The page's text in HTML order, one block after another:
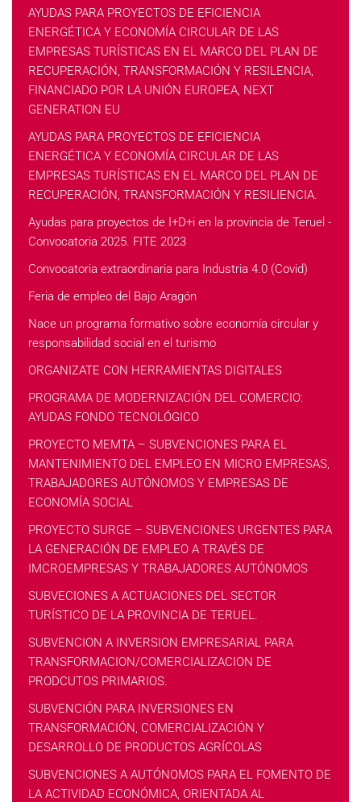
AYUDAS PARA PROYECTOS DE EFICIENCIA
ENERGÉTICA Y ECONOMÍA CIRCULAR DE LAS
EMPRESAS TURÍSTICAS EN EL MARCO DEL PLAN DE
RECUPERACIÓN, TRANSFORMACIÓN Y RESILENCIA,
FINANCIADO POR LA UNIÓN EUROPEA, NEXT
GENERATION EU
AYUDAS PARA PROYECTOS DE EFICIENCIA
ENERGÉTICA Y ECONOMÍA CIRCULAR DE LAS
EMPRESAS TURÍSTICAS EN EL MARCO DEL PLAN DE
RECUPERACIÓN, TRANSFORMACIÓN Y RESILIENCIA.
Ayudas para proyectos de I+D+i en la provincia de Teruel -
Convocatoria 2025. FITE 2023
Convocatoria extraordinaria para Industria 4.0 (Covid)
Feria de empleo del Bajo Aragón
Nace un programa formativo sobre economía circular y
responsabilidad social en el turismo
ORGANIZATE CON HERRAMIENTAS DIGITALES
PROGRAMA DE MODERNIZACIÓN DEL COMERCIO:
AYUDAS FONDO TECNOLÓGICO
PROYECTO MEMTA – SUBVENCIONES PARA EL
MANTENIMIENTO DEL EMPLEO EN MICRO EMPRESAS,
TRABAJADORES AUTÓNOMOS Y EMPRESAS DE
ECONOMÍA SOCIAL
PROYECTO SURGE – SUBVENCIONES URGENTES PARA
LA GENERACIÓN DE EMPLEO A TRAVÉS DE
IMCROEMPRESAS Y TRABAJADORES AUTÓNOMOS
SUBVECIONES A ACTUACIONES DEL SECTOR
TURÍSTICO DE LA PROVINCIA DE TERUEL.
SUBVENCION A INVERSION EMPRESARIAL PARA
TRANSFORMACION/COMERCIALIZACION DE
PRODCUTOS PRIMARIOS.
SUBVENCIÓN PARA INVERSIONES EN
TRANSFORMACIÓN, COMERCIALIZACIÓN Y
DESARROLLO DE PRODUCTOS AGRÍCOLAS
SUBVENCIONES A AUTÓNOMOS PARA EL FOMENTO DE
LA ACTIVIDAD ECONÓMICA, ORIENTADA AL